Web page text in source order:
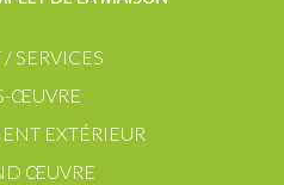
/ SERVICES
ŒUVRE
EXTÉRIEUR
ŒUVRE